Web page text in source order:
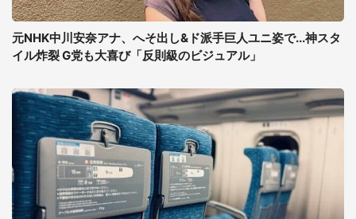
元NHK中川安奈アナ、へそ出し&ド派手巨人ユニ姿で...神スタ
イル炸裂 G党も大喜び「反則級のビジュアル」